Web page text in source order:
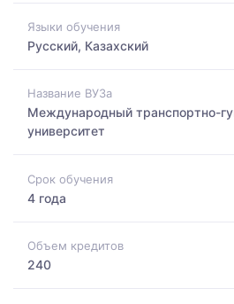
Языки обучения
Русский, Казахский
Название ВУЗа
Международный транспортно-
университет
Срок обучения
4 года
Объем кредитов
240